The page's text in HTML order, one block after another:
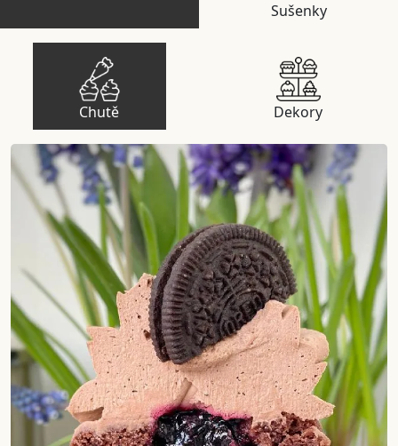
Sušenky
Chutě Dekory